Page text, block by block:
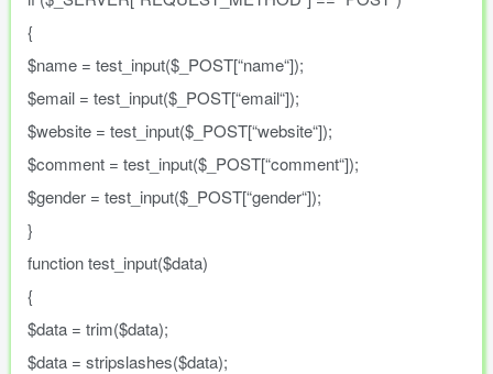
{
$name = test_input($_POST[“name“]);
$email = test_input($_POST[“email“]);
$website = test_input($_POST[“website“]);
$comment = test_input($_POST[“comment“]);
$gender = test_input($_POST[“gender“]);
}
functiontest_input($data)
{
$data = trim($data);
$data = stripslashes($data);